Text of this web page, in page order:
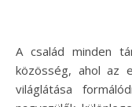
A család minden társadalomban az egyik legfontosabb
közösség, ahol az
világlátása